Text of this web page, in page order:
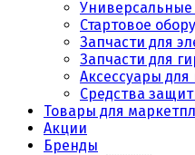
Универсальные
Стартовое
Запчасти для
Запчасти для
Аксессуары
Средства
Товары для
Акции
Бренды